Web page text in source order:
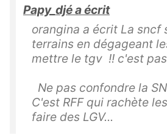
Papy_djé a écrit
orangina a écrit La sncf
terrains en dégageant
mettre le tgv !! c'est
Ne pas confondre la
C'est RFF qui rachète
faire des LGV...